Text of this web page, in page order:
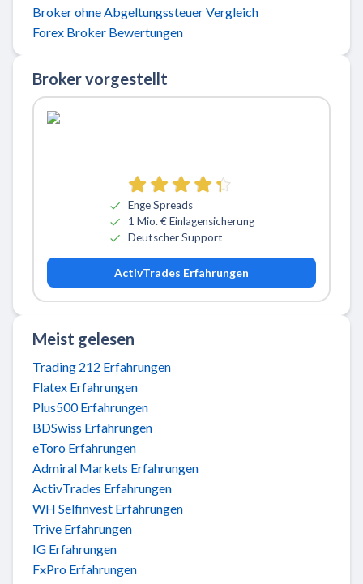
Broker ohne Abgeltungssteuer Vergleich
Forex Broker Bewertungen
Broker vorgestellt
Enge Spreads
1 Mio. € Einlagensicherung
Deutscher Support
ActivTrades Erfahrungen
Meist gelesen
Trading 212 Erfahrungen
Flatex Erfahrungen
Plus500 Erfahrungen
BDSwiss Erfahrungen
eToro Erfahrungen
Admiral Markets Erfahrungen
ActivTrades Erfahrungen
WH Selfinvest Erfahrungen
Trive Erfahrungen
IG Erfahrungen
FxPro Erfahrungen